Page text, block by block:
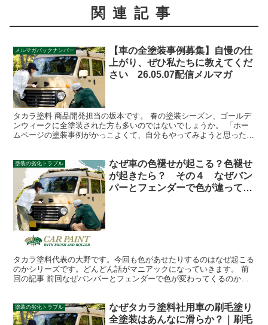
関連記事
メルマガバックナンバー
【車の全塗装事例募集】自慢の仕
上がり、ぜひ私たちに教えてくだ
さい 26.05.07配信メルマガ
タカラ塗料 商品開発担当の坂本です。 春の塗装シーズン、ゴールデ
ンウィークに全塗装された方も多いのではないでしょうか。 「ホー
ムページの塗装事例がかっこよくて、自分もやってみようと思った」
塗装の劣化トラブル
なぜ車の色褪せが起こる？色褪せ
が起きたら？ その４ なぜバン
パーとフェンダーで色が違ってく
タカラ塗料代表の大野です。今回も色があせたりするのはなぜ起こる
のかシリーズです。どんどん話がマニアックになっていきます。 前
回の記事 前回なぜバンパーとフェンダーで色が変わってくるのか？
塗装の劣化トラブル
なぜタカラ塗料社用車の刷毛塗り
全塗装はあんなに滑らか？｜刷毛